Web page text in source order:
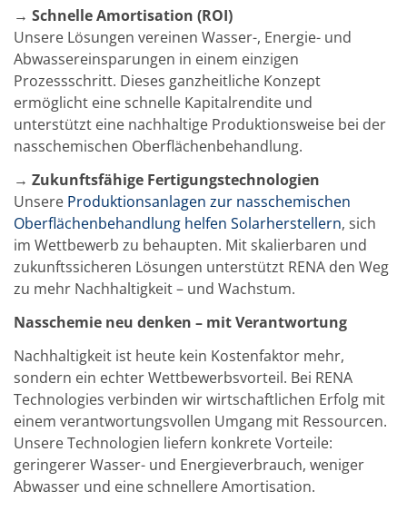
Carrier
DI Wasser
Fab
Footprint
SECS/GEM
Einzelwafer Bearbeitung
TruEtch®
Marangoni Dryer
Karriere
Benefits
Ausbildung & Studium
RENA_Benefits
Ausbildung
Studium
Praktikum
News Ausbildung & Studium
RENA als Arbeitgeber
Bewerben bei RENA
Stellenangebote
Kontakt
Kontaktformular Lieferant
Kontaktformular
Kontaktformular Service
Internationale Kontakte
Kontakt Customer Service
Expert Blog
→ Schnelle Amortisation (ROI)
Unsere Lösungen vereinen Wasser-, Energie- und
Abwassereinsparungen in einem einzigen
Prozessschritt. Dieses ganzheitliche Konzept
ermöglicht eine schnelle Kapitalrendite und
unterstützt eine nachhaltige Produktionsweise bei der
nasschemischen Oberflächenbehandlung.
→ Zukunftsfähige Fertigungstechnologien
Unsere Produktionsanlagen zur nasschemischen
Oberflächenbehandlung helfen Solarherstellern, sich
im Wettbewerb zu behaupten. Mit skalierbaren und
zukunftssicheren Lösungen unterstützt RENA den Weg
zu mehr Nachhaltigkeit – und Wachstum.
Nasschemie neu denken – mit Verantwortung
Nachhaltigkeit ist heute kein Kostenfaktor mehr,
sondern ein echter Wettbewerbsvorteil. Bei RENA
Technologies verbinden wir wirtschaftlichen Erfolg mit
einem verantwortungsvollen Umgang mit Ressourcen.
Unsere Technologien liefern konkrete Vorteile:
geringerer Wasser- und Energieverbrauch, weniger
Abwasser und eine schnellere Amortisation.